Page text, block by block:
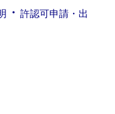
・ 許認可申請・出